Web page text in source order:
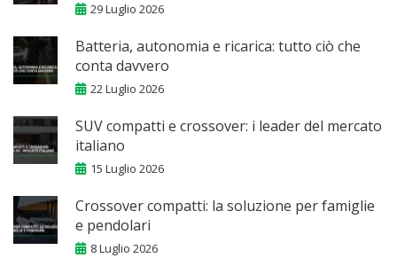
29 Luglio 2026
Batteria, autonomia e ricarica: tutto ciò che
conta davvero
22 Luglio 2026
SUV compatti e crossover: i leader del mercato
italiano
15 Luglio 2026
Crossover compatti: la soluzione per famiglie
e pendolari
8 Luglio 2026